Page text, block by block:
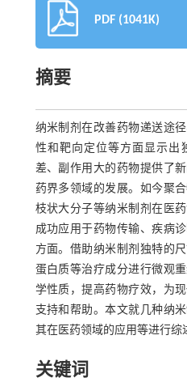
PDF (1041K)
摘要
纳米制剂在改善药物递送途
性和靶向定位等方面显示出
差、副作用大的药物提供了
药界多领域的发展。如今聚
枝状大分子等纳米制剂在医
成功应用于药物传输、疾病
方面。借助纳米制剂独特的
蛋白质等治疗成分进行微观
学性质，提高药物疗效，为
支持和帮助。本文就几种纳
其在医药领域的应用等进行综
关键词